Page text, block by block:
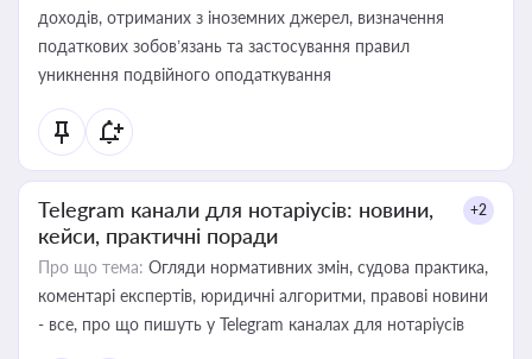
доходів, отриманих з іноземних джерел, визначення
податкових зобов’язань та застосування правил
уникнення подвійного оподаткування
Telegram канали для нотаріусів: новини,
кейси, практичні поради
+2
Про що тема: Огляди нормативних змін, судова практика,
коментарі експертів, юридичні алгоритми, правові новини
- все, про що пишуть у Telegram каналах для нотаріусів